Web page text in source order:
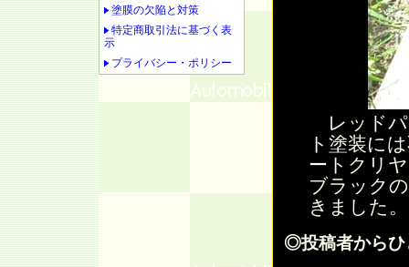
塗膜の欠陥と対策
特定商取引法に基づく表
示
プライバシー・ポリシー
レッドパ
ト塗装に
ートクリ
ブラック
きました。
◎投稿者からひ